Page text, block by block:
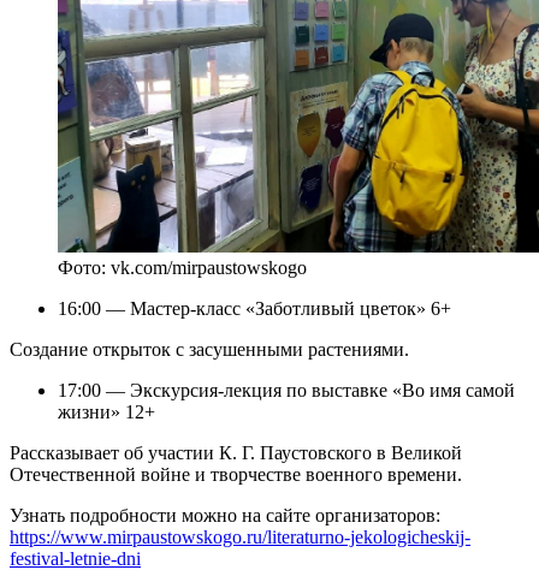
Фото: vk.com/mirpaustowskogo
16:00 — Мастер-класс «Заботливый цветок» 6+
Создание открыток с засушенными растениями.
17:00 — Экскурсия-лекция по выставке «Во имя самой
жизни» 12+
Рассказывает об участии К. Г. Паустовского в Великой
Отечественной войне и творчестве военного времени.
Узнать подробности можно на сайте организаторов:
https://www.mirpaustowskogo.ru/literaturno-jekologicheskij-
festival-letnie-dni